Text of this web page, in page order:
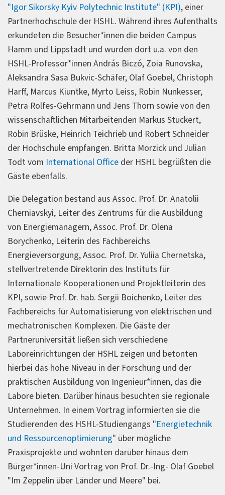
"Igor Sikorsky Kyiv Polytechnic Institute" (KPI), einer
Partnerhochschule der HSHL. Während ihres Aufenthalts
erkundeten die Besucher*innen die beiden Campus
Hamm und Lippstadt und wurden dort u.a. von den
HSHL-Professor*innen András Biczó, Zoia Runovska,
Aleksandra Sasa Bukvic-Schäfer, Olaf Goebel, Christoph
Harff, Marcus Kiuntke, Myrto Leiss, Robin Nunkesser,
Petra Rolfes-Gehrmann und Jens Thorn sowie von den
wissenschaftlichen Mitarbeitenden Markus Stuckert,
Robin Brüske, Heinrich Teichrieb und Robert Schneider
der Hochschule empfangen. Britta Morzick und Julian
Todt vom International Office der HSHL begrüßten die
Gäste ebenfalls.
Die Delegation bestand aus Assoc. Prof. Dr. Anatolii
Cherniavskyi, Leiter des Zentrums für die Ausbildung
von Energiemanagern, Assoc. Prof. Dr. Olena
Borychenko, Leiterin des Fachbereichs
Energieversorgung, Assoc. Prof. Dr. Yuliia Chernetska,
stellvertretende Direktorin des Instituts für
Internationale Kooperationen und Projektleiterin des
KPI, sowie Prof. Dr. hab. Sergii Boichenko, Leiter des
Fachbereichs für Automatisierung von elektrischen und
mechatronischen Komplexen. Die Gäste der
Partneruniversität ließen sich verschiedene
Laboreinrichtungen der HSHL zeigen und betonten
hierbei das hohe Niveau in der Forschung und der
praktischen Ausbildung von Ingenieur*innen, das die
Labore bieten. Darüber hinaus besuchten sie regionale
Unternehmen. In einem Vortrag informierten sie die
Studierenden des HSHL-Studiengangs "Energietechnik
und Ressourcenoptimierung" über mögliche
Praxisprojekte und wohnten darüber hinaus dem
Bürger*innen-Uni Vortrag von Prof. Dr.-Ing- Olaf Goebel
"Im Zeppelin über Länder und Meere" bei.